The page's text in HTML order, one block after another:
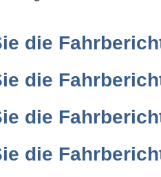
die
die
die
die